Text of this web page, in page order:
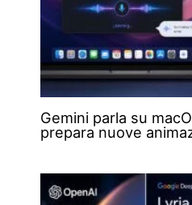
Gemini parla su
prepara nuove